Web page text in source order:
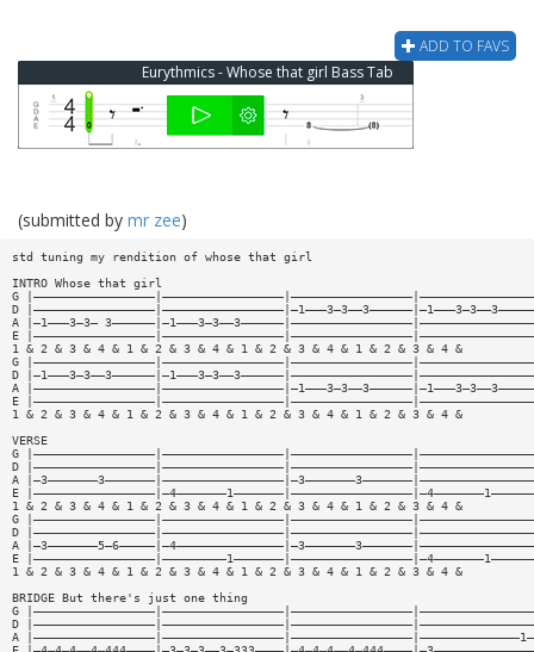
ADD TO FAVS
Eurythmics - Whose that girl Bass Tab
(submitted by mr zee)
std tuning my rendition of whose that girl
INTRO Whose that girl
G
D
A |—1———3—3—
E
1 & 2 & 3 & 4 & 1 & 2 & 3 & 4 & 1 & 2 & 3 & 4 & 1 & 2 & 3 & 4 &
G
D
A
E
1 & 2 & 3 & 4 & 1 & 2 & 3 & 4 & 1 & 2 & 3 & 4 & 1 & 2 & 3 & 4 &
VERSE
G
D
A
E
1 & 2 & 3 & 4 & 1 & 2 & 3 & 4 & 1 & 2 & 3 & 4 & 1 & 2 & 3 & 4 &
G
D
A
E
1 & 2 & 3 & 4 & 1 & 2 & 3 & 4 & 1 & 2 & 3 & 4 & 1 & 2 & 3 & 4 &
BRIDGE But there's just one thing
G
D
A